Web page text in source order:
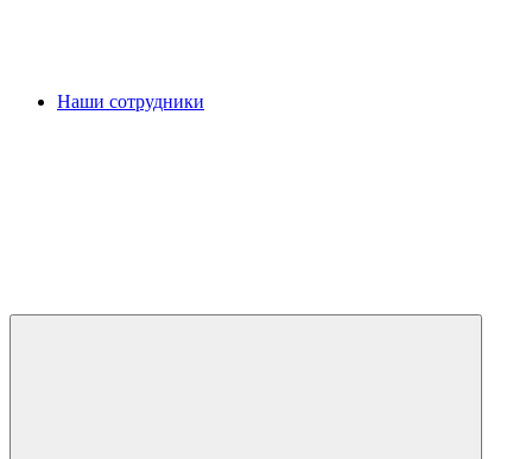
Наши сотрудники